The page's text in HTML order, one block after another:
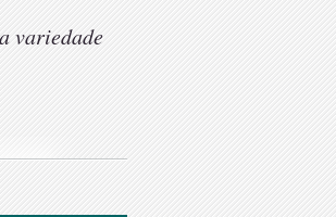
variedade